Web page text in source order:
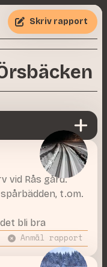
Skriv rapport
vid Rås gård.
t.om.
bli bra
Anmäl rapport